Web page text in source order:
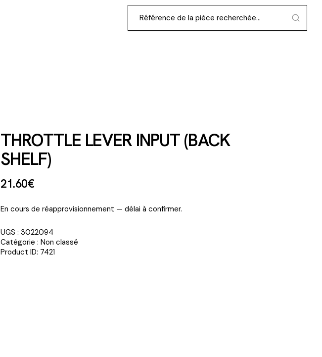
THROTTLE LEVER INPUT (BACK
SHELF)
21.60€
En cours de réapprovisionnement — délai à confirmer.
UGS : 3022094
Catégorie : Non classé
Product ID: 7421